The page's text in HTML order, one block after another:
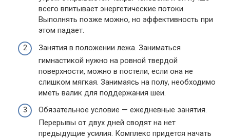
всего впитывает энергетические потоки.
Выполнять позже можно, но эффективность при
этом падает.
Занятия в положении лежа. Заниматься
гимнастикой нужно на ровной твердой
поверхности, можно в постели, если она не
слишком мягкая. Занимаясь на полу, необходимо
иметь валик для поддержания шеи.
Обязательное условие — ежедневные занятия.
Перерывы от двух дней сводят на нет
предыдущие усилия. Комплекс придется начать